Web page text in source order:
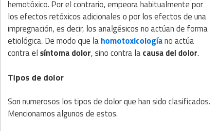
hemotóxico. Por el contrario, empeora habitualmente por
los efectos retóxicos adicionales o por los efectos de una
impregnación, es decir, los analgésicos no actúan de forma
etiológica. De modo que lahomotoxicologíano actúa
contra el síntoma dolor, sino contra lacausa del dolor.
Tipos de dolor
Son numerosos los tipos de dolor que han sido clasificados.
Mencionamos algunos de estos.